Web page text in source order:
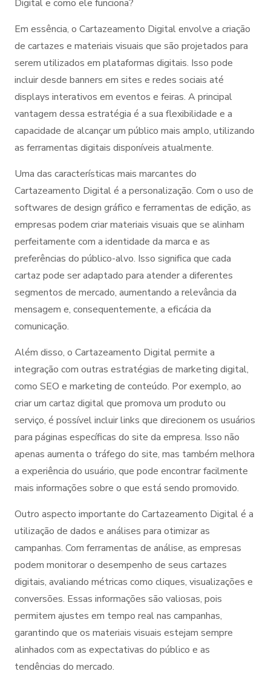
Digital e como ele funciona?
Em essência, o Cartazeamento Digital envolve a criação
de cartazes e materiais visuais que são projetados para
serem utilizados em plataformas digitais. Isso pode
incluir desde banners em sites e redes sociais até
displays interativos em eventos e feiras. A principal
vantagem dessa estratégia é a sua flexibilidade e a
capacidade de alcançar um público mais amplo, utilizando
as ferramentas digitais disponíveis atualmente.
Uma das características mais marcantes do
Cartazeamento Digital é a personalização. Com o uso de
softwares de design gráfico e ferramentas de edição, as
empresas podem criar materiais visuais que se alinham
perfeitamente com a identidade da marca e as
preferências do público-alvo. Isso significa que cada
cartaz pode ser adaptado para atender a diferentes
segmentos de mercado, aumentando a relevância da
mensagem e, consequentemente, a eficácia da
comunicação.
Além disso, o Cartazeamento Digital permite a
integração com outras estratégias de marketing digital,
como SEO e marketing de conteúdo. Por exemplo, ao
criar um cartaz digital que promova um produto ou
serviço, é possível incluir links que direcionem os usuários
para páginas específicas do site da empresa. Isso não
apenas aumenta o tráfego do site, mas também melhora
a experiência do usuário, que pode encontrar facilmente
mais informações sobre o que está sendo promovido.
Outro aspecto importante do Cartazeamento Digital é a
utilização de dados e análises para otimizar as
campanhas. Com ferramentas de análise, as empresas
podem monitorar o desempenho de seus cartazes
digitais, avaliando métricas como cliques, visualizações e
conversões. Essas informações são valiosas, pois
permitem ajustes em tempo real nas campanhas,
garantindo que os materiais visuais estejam sempre
alinhados com as expectativas do público e as
tendências do mercado.